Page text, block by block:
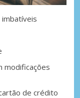
modificações
de crédito